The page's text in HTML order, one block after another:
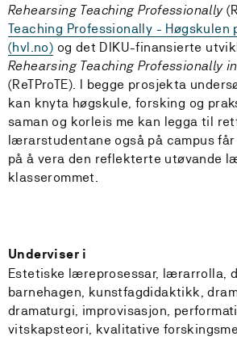
Rehearsing Teaching Professionally
Teaching Professionally - Høgskulen
(hvl.no) og det DIKU-finansierte
Rehearsing Teaching Professionally
(ReTProTE). I begge prosjekta
kan knyta høgskule, forsking og
saman og korleis me kan legga til
lærarstudentane også på campus
på å vera den reflekterte utøvande
klasserommet.
Underviser i
Estetiske læreprosessar, lærarrolla,
barnehagen, kunstfagdidaktikk,
dramaturgi, improvisasjon,
vitskapsteori, kvalitative